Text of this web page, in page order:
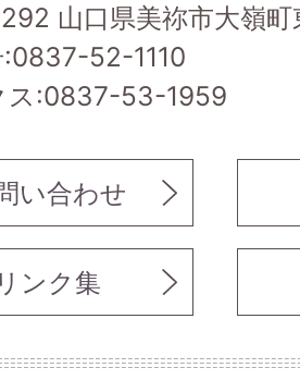
山口県美祢市大嶺
:0837-52-1110
ス:0837-53-1959
い合わせ
リンク集